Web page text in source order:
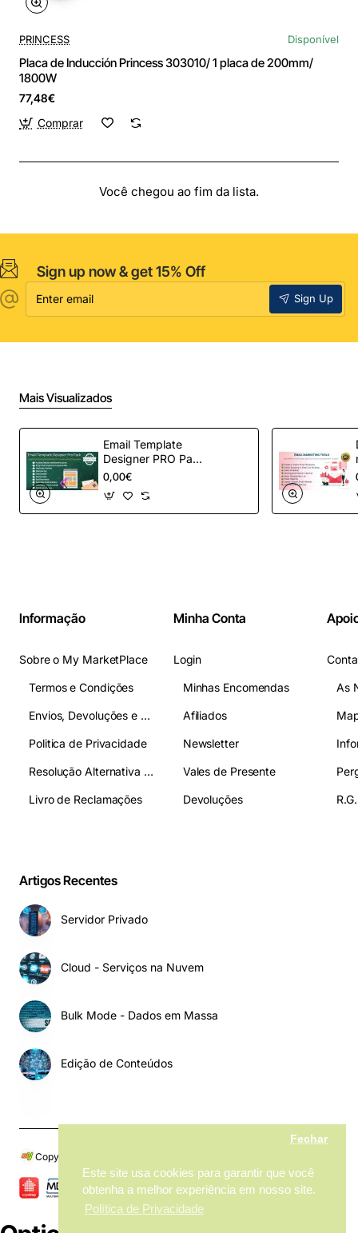
Este site usa cookies para garantir que você
obtenha a melhor experiência em nosso site.
Política de Privacidade
Fechar
PRINCESS Disponível
Placa de Inducción Princess 303010/ 1 placa de 200mm/
1800W
77,48€
Comprar
Você chegou ao fim da lista.
Sign up now & get 15% Off
Enter
email
Sign Up
Mais Visualizados
Email Template
Designer PRO Pack
– Automação de e-
mail definitiva para
OpenCart
0,00€
Informação
Sobre o My MarketPlace
Termos e Condições
Envios, Devoluções e Pagamentos
Politica de Privacidade
Resolução Alternativa de Litígios
Livro de Reclamações
Minha Conta
Login
Minhas Encomendas
Afiliados
Newsletter
Vales de Presente
Devoluções
As
Artigos Recentes
Servidor Privado
Cloud - Serviços na Nuvem
Bulk Mode - Dados em Massa
Edição de Conteúdos
Copyright © 2024, My MarketPlace, Todos os Direitos Reservados